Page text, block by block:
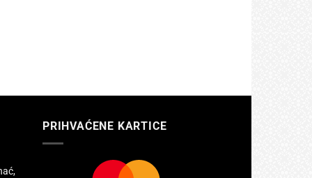
PRIHVAĆENE KARTICE